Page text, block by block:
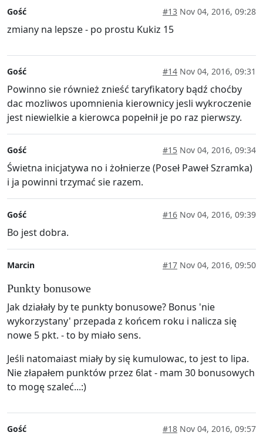
Gość #13 Nov 04, 2016, 09:28
zmiany na lepsze - po prostu Kukiz 15
Gość #14 Nov 04, 2016, 09:31
Powinno sie również znieść taryfikatory bądź choćby
dac mozliwos upomnienia kierownicy jesli wykroczenie
jest niewielkie a kierowca popełnił je po raz pierwszy.
Gość #15 Nov 04, 2016, 09:34
Świetna inicjatywa no i żołnierze (Poseł Paweł Szramka)
i ja powinni trzymać sie razem.
Gość #16 Nov 04, 2016, 09:39
Bo jest dobra.
Marcin #17 Nov 04, 2016, 09:50
Punkty bonusowe
Jak działały by te punkty bonusowe? Bonus 'nie
wykorzystany' przepada z końcem roku i nalicza się
nowe 5 pkt. - to by miało sens.
Jeśli natomaiast miały by się kumulowac, to jest to lipa.
Nie złapałem punktów przez 6lat - mam 30 bonusowych
to mogę szaleć...:)
Gość #18 Nov 04, 2016, 09:57